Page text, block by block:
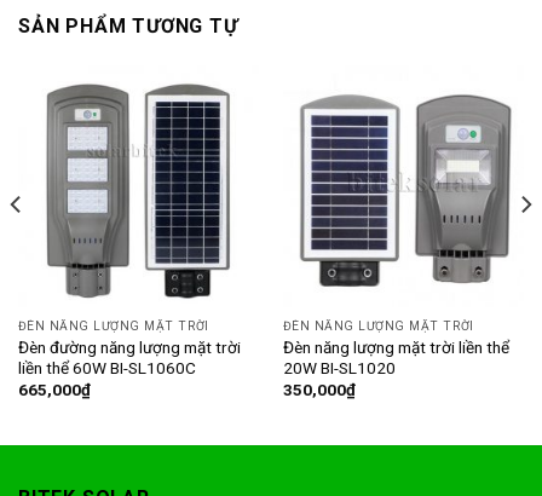
SẢN PHẨM TƯƠNG TỰ
ĐÈN NĂNG LƯỢNG MẶT TRỜI
Đèn đường năng lượng mặt trời
liền thể 60W BI-SL1060C
665,000₫
ĐÈN NĂNG LƯỢNG MẶT TRỜI
Đèn năng lượng mặt trời liền thể
20W BI-SL1020
350,000₫